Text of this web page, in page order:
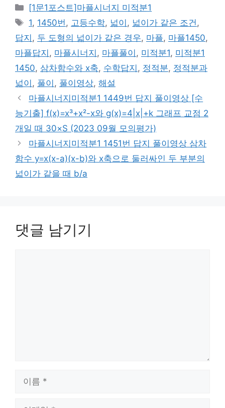
카
테
리
[1문1포스트]마플시너지 미적분1
태
그
1, 1450번, 고등수학, 넓이 , 넓이가 같은 조건,
답지 , 두 도형의 넓이가 같은 경우, 마플, 마플1450,
마플답지 , 마플시너지 , 마플풀이 , 미적분1, 미적분1
1450, 삼차함수와 x축, 수학답지 , 정적분, 정적분과
넓이 , 풀이 , 풀이영상, 해설
마플시너지미적분1 1449번 답지 풀이영상 [수
능기출] f(x)=x³+x²-x와 g(x)=4|x|+k 그래프 교점 2
개일 때 30×S (2023 09월 모의평가)
마플시너지미적분1 1451번 답지 풀이영상 삼차
함수 y=x(x-a)(x-b)와 x축으로 둘러싸인 두 부분의
넓이가 같을 때 b/a
댓글 남기기